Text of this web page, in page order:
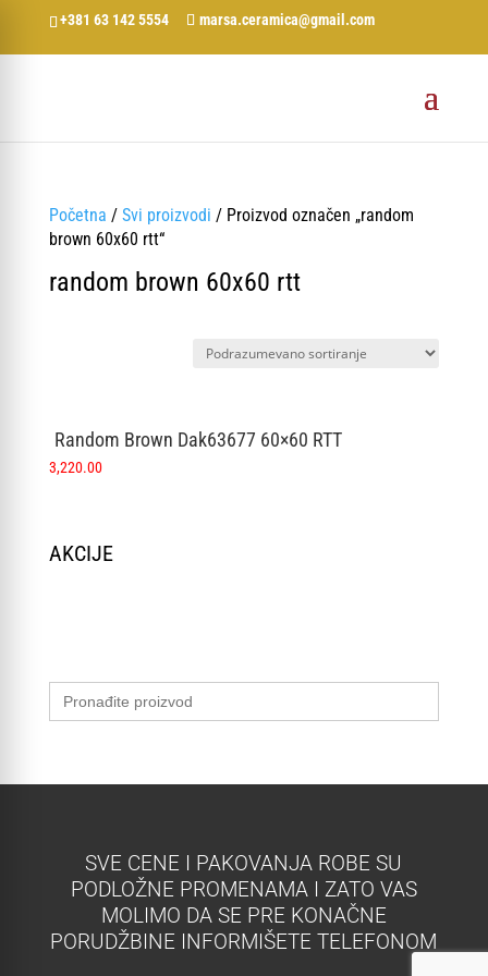
+381 63 142 5554 marsa.ceramica@gmail.com
Početna / Svi proizvodi / Proizvod označen „random
brown 60x60 rtt“
random brown 60x60 rtt
Random Brown Dak63677 60×60 RTT
3,220.00
AKCIJE
Search
for:
SVE CENE I PAKOVANJA ROBE SU
PODLOŽNE PROMENAMA I ZATO VAS
MOLIMO DA SE PRE KONAČNE
PORUDŽBINE INFORMIŠETE TELEFONOM